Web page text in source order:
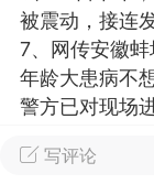
闪充小白罐
本/双效闪充，
充小白罐 = 闪
产品）×极光嫩
护...写评论
被震动，接连
7、网传安徽蚌
年龄大患病不
警方已对现场
现货市场交易